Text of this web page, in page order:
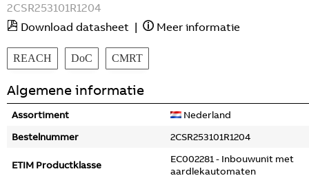
2CSR253101R1204
Download datasheet | Meer informatie
REACH DoC CMRT
Algemene informatie
Assortiment
Nederland
Bestelnummer
2CSR253101R1204
ETIM Productklasse
EC002281 - Inbouwunit met
aardlekautomaten